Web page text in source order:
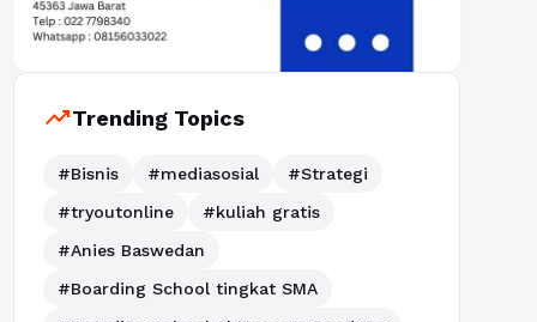
trending_upTrending Topics
#Bisnis #mediasosial
#Strategi
#tryoutonline
#kuliah gratis
#Anies Baswedan
#Boarding School tingkat SMA